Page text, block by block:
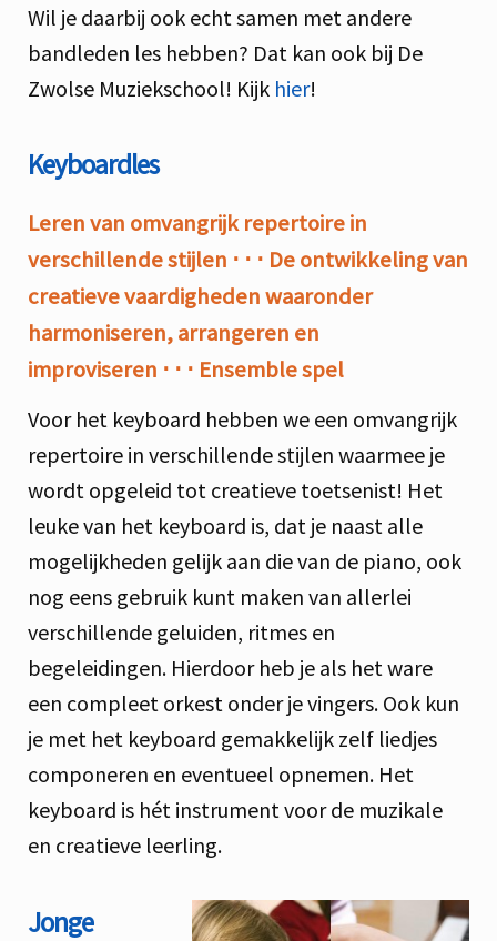
Wil je daarbij ook echt samen met andere
bandleden les hebben? Dat kan ook bij De
Zwolse Muziekschool! Kijk hier!
Keyboardles
Leren van omvangrijk repertoire in
verschillende stijlen ⋅ ⋅ ⋅ De ontwikkeling van
creatieve vaardigheden waaronder
harmoniseren, arrangeren en
improviseren ⋅ ⋅ ⋅ Ensemble spel
Voor het keyboard hebben we een omvangrijk
repertoire in verschillende stijlen waarmee je
wordt opgeleid tot creatieve toetsenist! Het
leuke van het keyboard is, dat je naast alle
mogelijkheden gelijk aan die van de piano, ook
nog eens gebruik kunt maken van allerlei
verschillende geluiden, ritmes en
begeleidingen. Hierdoor heb je als het ware
een compleet orkest onder je vingers. Ook kun
je met het keyboard gemakkelijk zelf liedjes
componeren en eventueel opnemen. Het
keyboard is hét instrument voor de muzikale
en creatieve leerling.
Jonge